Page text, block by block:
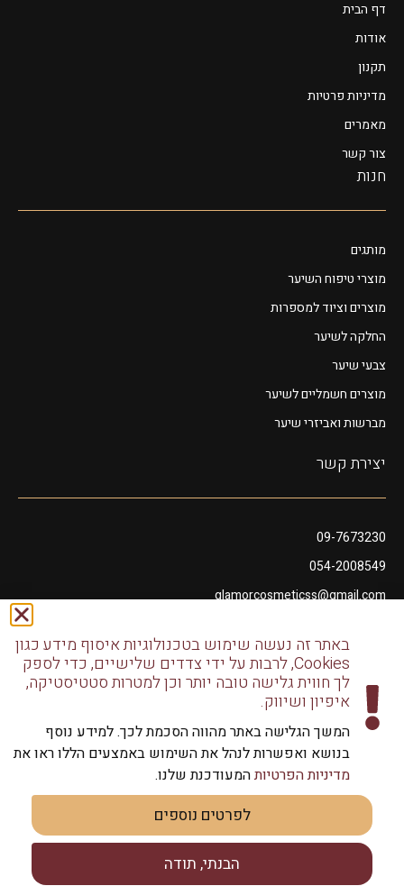
דף הבית
אודות
תקנון
מדיניות פרטיות
מאמרים
צור קשר
חנות
מותגים
מוצרי טיפוח השיער
מוצרים וציוד למספרות
החלקה לשיער
צבעי שיער
מוצרים חשמליים לשיער
מברשות ואביזרי שיער
יצירת קשר
09-7673230
054-2008549
glamorcosmeticss@gmail.com
דודו דותן 10, נתניה
כל הזכויות שמורות לגלמור שיווק מוצרי שיער | שיווק למספרות
וליחידים
באתר זה נעשה שימוש בטכנולוגיות איסוף מידע כגון
Cookies, לרבות על ידי צדדים שלישיים, כדי לספק
לך חווית גלישה טובה יותר וכן למטרות סטטיסטיקה,
איפיון ושיווק.
המשך הגלישה באתר מהווה הסכמת לכך. למידע נוסף
בנושא ואפשרות לנהל את השימוש באמצעים הללו ראו את
מדיניות הפרטיותהמעודכנת שלנו.
לפרטים נוספים
הבנתי, תודה